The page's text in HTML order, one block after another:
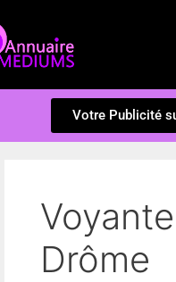
Votre Publicité
Drôme